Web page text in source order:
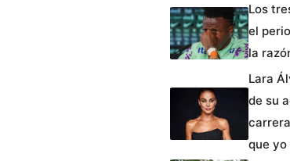
Los
el
la
Lara
de su
que yo